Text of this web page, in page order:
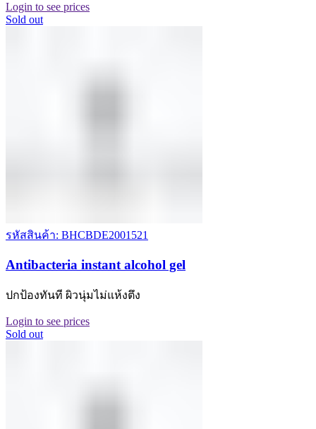
Login to see prices
Sold out
รหัสสินค้า: BHCBDE2001521
Antibacteria instant alcohol gel
ปกป้องทันที ผิวนุ่มไม่แห้งตึง
Login to see prices
Sold out